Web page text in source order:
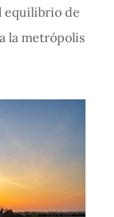
equilibrio de
la metrópolis